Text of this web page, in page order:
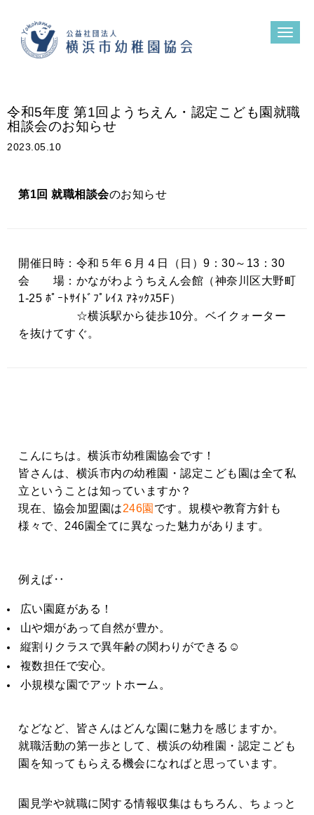
N
a
i
o
令和5年度 第1回ようちえん・認定こども園就職
相談会のお知らせ
2023.05.10
第1回 就職相談会のお知らせ
開催日時：令和５年６月４日（日）9：30～13：30
会 場：かながわようちえん会館（神奈川区大野町
1-25 ﾎﾟｰﾄｻｲﾄﾞﾌﾟﾚｲｽ ｱﾈｯｸｽ5F）
☆横浜駅から徒歩10分。ベイクォーター
を抜けてすぐ。
こんにちは。横浜市幼稚園協会です！
皆さんは、横浜市内の幼稚園・認定こども園は全て私
立ということは知っていますか？
現在、協会加盟園は246園 です。規模や教育方針も
様々で、246園全てに異なった魅力があります。
例えば‥
広い園庭がある！
山や畑があって自然が豊か。
縦割りクラスで異年齢の関わりができる☺
複数担任で安心。
小規模な園でアットホーム。
などなど、皆さんはどんな園に魅力を感じますか。
就職活動の第一歩として、横浜の幼稚園・認定こども
園を知ってもらえる機会になればと思っています。
園見学や就職に関する情報収集はもちろん、ちょっと